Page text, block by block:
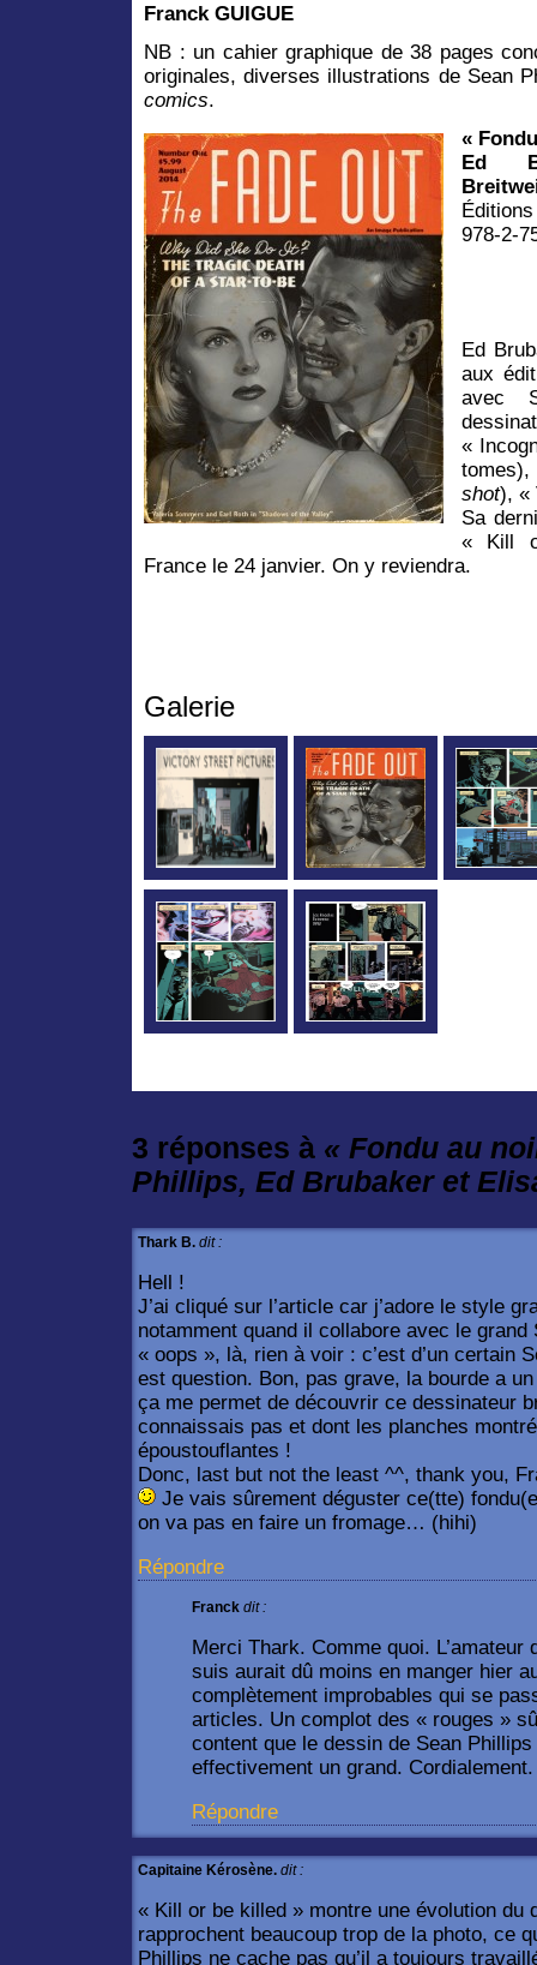
Franck GUIGUE
NB : un cahier graphique de 38 pages
originales, diverses illustrations de Sean
comics.
«
Ed
978-2-
Ed
aux
avec
«
shot), «
Sa
« Kill
France le 24 janvier. On y reviendra.
Galerie
3 réponses à « Fondu au
Phillips, Ed Brubaker et
Thark B. dit :
Hell !
J’ai cliqué sur l’article car j’adore le style
notamment quand il collabore avec le
« oops », là, rien à voir : c’est d’un certain
est question. Bon, pas grave, la bourde a
ça me permet de découvrir ce dessinateur
connaissais pas et dont les planches
époustouflantes !
Donc, last but not the least ^^, thank you,
Je vais sûrement déguster ce(tte)
on va pas en faire un fromage… (hihi)
Répondre
Franck dit :
Merci Thark. Comme quoi. L’amateur
suis aurait dû moins en manger hier
complètement improbables qui se
articles. Un complot des « rouges »
content que le dessin de Sean
effectivement un grand. Cordialement.
Répondre
Capitaine Kérosène. dit :
« Kill or be killed » montre une évolution du
rapprochent beaucoup trop de la photo, ce
Phillips ne cache pas qu’il a toujours